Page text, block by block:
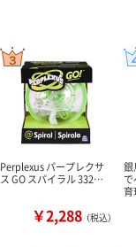
Perplexus パープレクサ
ス GO スパイラル 332…
￥2,288 （税込）
銀